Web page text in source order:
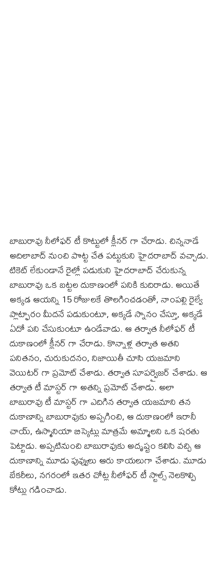
బాబురావు నీలోఫర్ టీ కొట్టులో క్లీనర్ గా చేరాడు. చిన్ననాడే
అదిలాబాద్ నుంచి పొట్ట చేత పట్టుకుని హైదరాబాద్ వచ్చాడు.
టికెట్ లేకుండానే రైల్లో పడుకుని హైదరాబాద్ చేరుకున్న
బాబురావు ఒక బట్టల దుకాణంలో పనికి కుదిరాడు. అయితే
అక్కడ ఆయన్ని 15 రోజులకే తొలగించడంతో, నాంపల్లి రైల్వే
ప్లాట్ఫారం మీదనే పడుకుంటూ, అక్కడే స్నానం చేస్తూ, అక్కడే
ఏదో పని చేసుకుంటూ ఉండేవాడు. ఆ తర్వాత నీలోఫర్ టీ
దుకాణంలో క్లీనర్ గా చేరాడు. కొన్నాళ్ల తర్వాత అతని
పనితనం, చురుకుదనం, నిజాయితీ చూసి యజమాని
వెయిటర్ గా ప్రమోట్ చేశాడు. తర్వాత సూపర్వైజర్ చేశాడు. ఆ
తర్వాత టీ మాస్టర్ గా అతన్ని ప్రమోట్ చేశాడు. అలా
బాబురావు టీ మాస్టర్ గా ఎదిగిన తర్వాత యజమాని తన
దుకాణాన్ని బాబురావుకు అప్పగించి, ఆ దుకాణంలో ఇరానీ
చాయ్, ఉస్మానియా బిస్కెట్లు మాత్రమే అమ్మాలని ఒక షరతు
పెట్టాడు. అప్పటినుంచి బాబురావుకు అదృష్టం కలిసి వచ్చి ఆ
దుకాణాన్ని మూడు పువ్వులు ఆరు కాయలుగా చేశాడు. మూడు
బేకరీలు, నగరంలో ఇతర చోట్ల నీలోఫర్ టీ స్టాల్స్ నెలకొల్పి
కోట్లు గడించాడు.